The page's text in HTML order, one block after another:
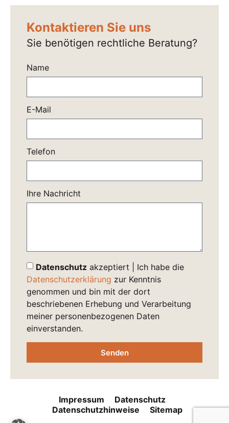
Kontaktieren Sie uns
Sie benötigen rechtliche Beratung?
Name
E-Mail
Telefon
Ihre Nachricht
Datenschutz akzeptiert | Ich habe die
Datenschutzerklärung zur Kenntnis
genommen und bin mit der dort
beschriebenen Erhebung und Verarbeitung
meiner personenbezogenen Daten
einverstanden.
Senden
Impressum
Datenschutz
Datenschutzhinweise
Sitemap